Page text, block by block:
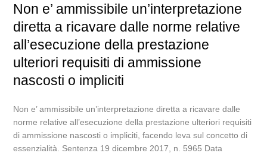
Non e’ ammissibile un’interpretazione
diretta a ricavare dalle norme relative
all’esecuzione della prestazione
ulteriori requisiti di ammissione
nascosti o impliciti
Non e’ ammissibile un’interpretazione diretta a ricavare dalle
norme relative all’esecuzione della prestazione ulteriori requisiti
di ammissione nascosti o impliciti, facendo leva sul concetto di
essenzialità. Sentenza 19 dicembre 2017, n. 5965 Data